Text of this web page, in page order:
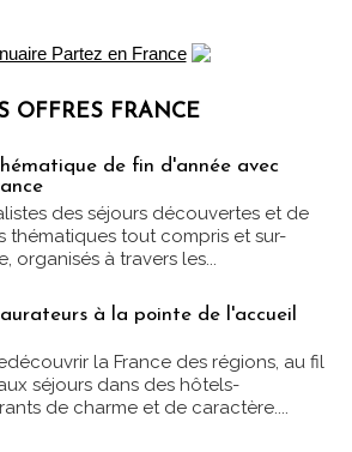
OFFRES FRANCE
de fin d'année avec
des séjours découvertes et de
thématiques tout compris et sur-
organisés à travers les...
à la pointe de l'accueil
la France des régions, au fil
séjours dans des hôtels-
de charme et de caractère....